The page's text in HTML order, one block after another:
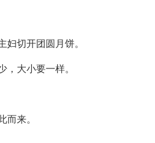
切开团圆月饼。
大小要一样。
来。